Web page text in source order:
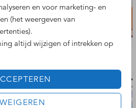
en voor marketing- en
(het weergeven van
altijd wijzigen of intrekken op
WEIGEREN
set
digitale